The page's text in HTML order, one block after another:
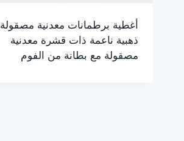
أغطية برطمانات معدنية مصقولة
ذهبية ناعمة ذات قشرة معدنية
مصقولة مع بطانة من الفوم